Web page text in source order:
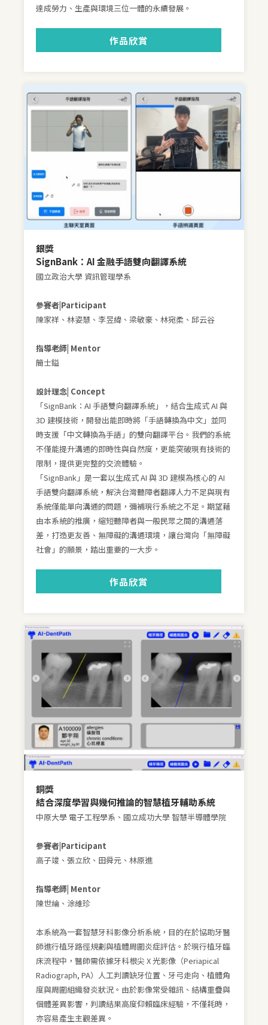
達成勞力、生產與環境三位一體的永續發展。
作品欣賞
銀獎
SignBank：AI 金融手語雙向翻譯系統
國立政治大學 資訊管理學系
參賽者|Participant
陳家祥、林姿慧、李昱緯、梁敏豪、林宛柔、邱云谷
指導老師| Mentor
簡士鎰
設計理念| Concept
「SignBank：AI 手語雙向翻譯系統」，結合生成式 AI 與
3D 建模技術，開發出能即時將「手語轉換為中文」並同
時支援「中文轉換為手語」的雙向翻譯平台。我們的系統
不僅能提升溝通的即時性與自然度，更能突破現有技術的
限制，提供更完整的交流體驗。
「SignBank」是一套以生成式 AI 與 3D 建模為核心的 AI
手語雙向翻譯系統，解決台灣聽障者翻譯人力不足與現有
系統僅能單向溝通的問題，彌補現行系統之不足。期望藉
由本系統的推廣，縮短聽障者與一般民眾之間的溝通落
差，打造更友善、無障礙的溝通環境，讓台灣向「無障礙
社會」的願景，踏出重要的一大步。
作品欣賞
銅獎
結合深度學習與幾何推論的智慧植牙輔助系統
中原大學 電子工程學系、國立成功大學 智慧半導體學院
參賽者|Participant
高子竣、張立欣、田舜元、林原進
指導老師| Mentor
陳世綸、涂維珍
本系統為一套智慧牙科影像分析系統，目的在於協助牙醫
師進行植牙路徑規劃與植體周圍炎症評估。於現行植牙臨
床流程中，醫師需依據牙科根尖 X 光影像（Periapical
Radiograph, PA）人工判讀缺牙位置、牙弓走向、植體角
度與周圍組織發炎狀況。由於影像常受雜訊、結構重疊與
個體差異影響，判讀結果高度仰賴臨床經驗，不僅耗時，
亦容易產生主觀差異。